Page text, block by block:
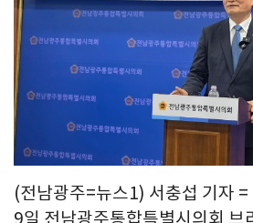
(전남광주=뉴스1) 서충섭 기자 =
9일 전남광주통합특별시의회 브